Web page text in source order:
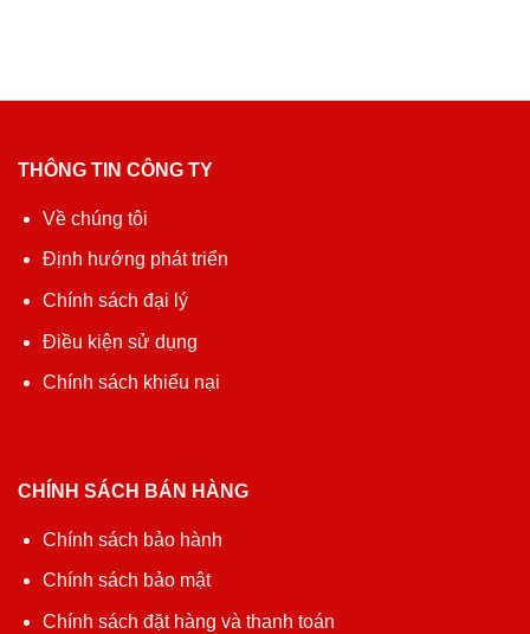
THÔNG TIN CÔNG TY
Về chúng tôi
Định hướng phát triển
Chính sách đại lý
Điều kiện sử dụng
Chính sách khiếu nại
CHÍNH SÁCH BÁN HÀNG
Chính sách bảo hành
Chính sách bảo mật
Chính sách đặt hàng và thanh toán